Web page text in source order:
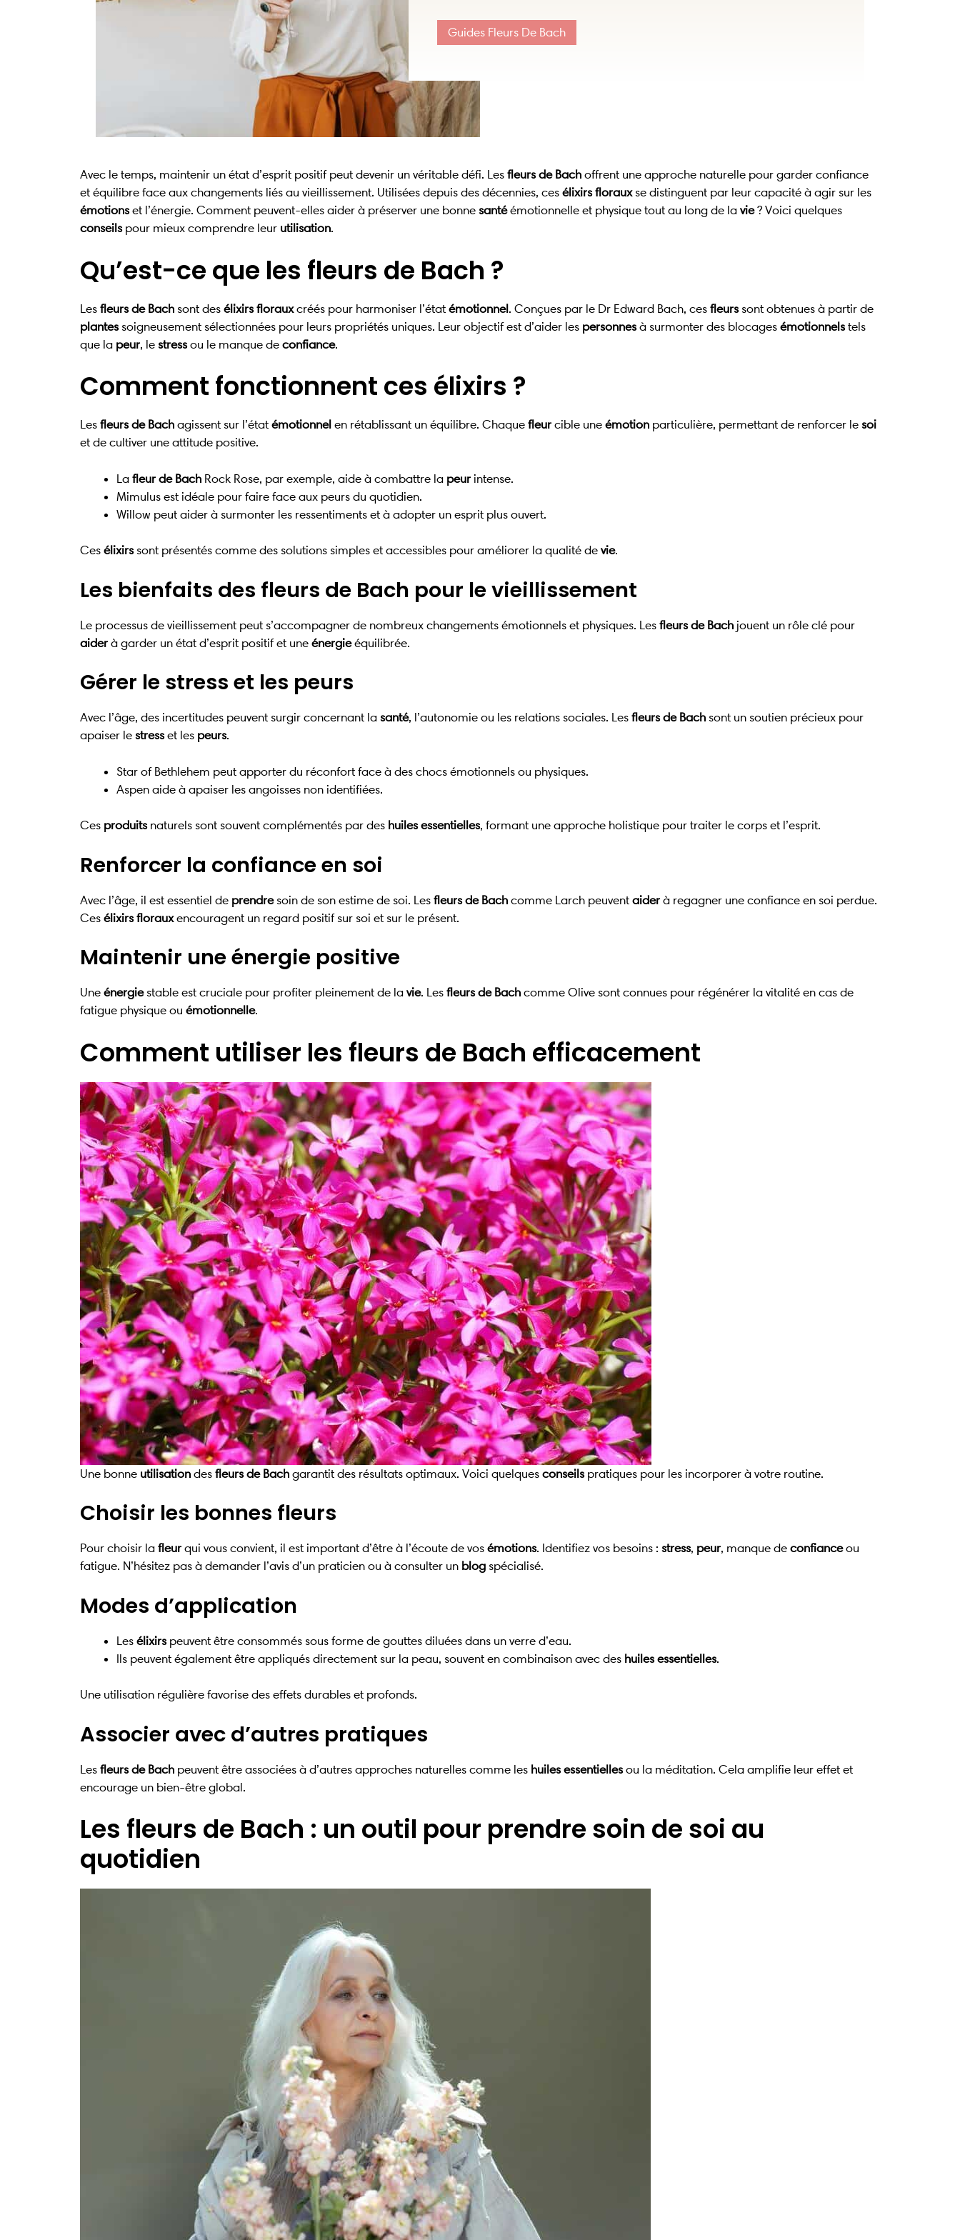
Guides Fleurs De Bach
Avec le temps, maintenir un état d’esprit positif peut devenir un véritable défi. Les fleurs de Bach offrent une approche naturelle pour garder confiance
et équilibre face aux changements liés au vieillissement. Utilisées depuis des décennies, ces élixirs florauxse distinguent par leur capacité à agir sur les
émotionset l’énergie. Comment peuvent-elles aider à préserver une bonne santéémotionnelle et physique tout au long de la vie? Voici quelques
conseilspour mieux comprendre leur utilisation.
Qu’est-ce que les fleurs de Bach ?
Les fleurs de Bach sont des élixirs florauxcréés pour harmoniser l’état émotionnel. Conçues par le Dr Edward Bach, ces fleurssont obtenues à partir de
plantessoigneusement sélectionnées pour leurs propriétés uniques. Leur objectif est d’aider les personnesà surmonter des blocages émotionnelstels
que la peur, le stressou le manque de confiance.
Comment fonctionnent ces élixirs ?
Les fleurs de Bach agissent sur l’état émotionnel en rétablissant un équilibre. Chaque fleur cible une émotion particulière, permettant de renforcer le soi
et de cultiver une attitude positive.
La fleur de Bach Rock Rose, par exemple, aide à combattre la peur intense.
Mimulus est idéale pour faire face aux peurs du quotidien.
Willow peut aider à surmonter les ressentiments et à adopter un esprit plus ouvert.
Ces élixirssont présentés comme des solutions simples et accessibles pour améliorer la qualité de vie.
Les bienfaits des fleurs de Bach pour le vieillissement
Le processus de vieillissement peut s’accompagner de nombreux changements émotionnels et physiques. Les fleurs de Bach jouent un rôle clé pour
aider à garder un état d’esprit positif et une énergieéquilibrée.
Gérer le stress et les peurs
Avec l’âge, des incertitudes peuvent surgir concernant la santé, l’autonomie ou les relations sociales. Les fleurs de Bach sont un soutien précieux pour
apaiser le stresset les peurs.
Star of Bethlehem peut apporter du réconfort face à des chocs émotionnels ou physiques.
Aspen aide à apaiser les angoisses non identifiées.
Ces produitsnaturels sont souvent complémentés par des huiles essentielles, formant une approche holistique pour traiter le corps et l’esprit.
Renforcer la confiance en soi
Avec l’âge, il est essentiel de prendresoin de son estime de soi. Les fleurs de Bach comme Larch peuvent aider à regagner une confiance en soi perdue.
Ces élixirs florauxencouragent un regard positif sur soi et sur le présent.
Maintenir une énergie positive
Une énergiestable est cruciale pour profiter pleinement de la vie. Les fleurs de Bach comme Olive sont connues pour régénérer la vitalité en cas de
fatigue physique ou émotionnelle.
Comment utiliser les fleurs de Bach efficacement
Une bonne utilisation des fleurs de Bach garantit des résultats optimaux. Voici quelques conseilspratiques pour les incorporer à votre routine.
Choisir les bonnes fleurs
Pour choisir la fleur qui vous convient, il est important d’être à l’écoute de vos émotions. Identifiez vos besoins : stress, peur, manque de confianceou
fatigue. N’hésitez pas à demander l’avis d’un praticien ou à consulter un blog spécialisé.
Modes d’application
Les élixirspeuvent être consommés sous forme de gouttes diluées dans un verre d’eau.
Ils peuvent également être appliqués directement sur la peau, souvent en combinaison avec des huiles essentielles.
Une utilisation régulière favorise des effets durables et profonds.
Associer avec d’autres pratiques
Les fleurs de Bach peuvent être associées à d’autres approches naturelles comme les huiles essentiellesou la méditation. Cela amplifie leur effet et
encourage un bien-être global.
Les fleurs de Bach : un outil pour prendre soin de soi au
quotidien